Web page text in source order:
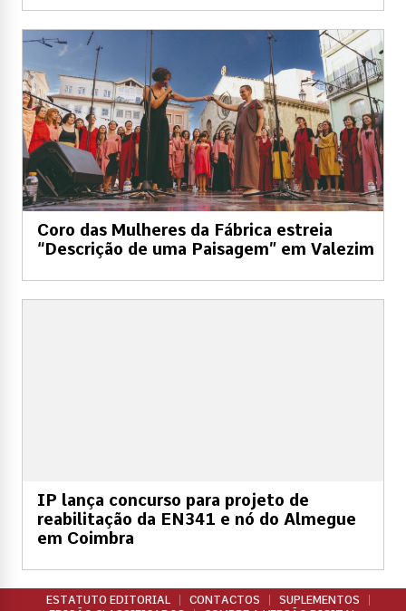
Coro das Mulheres da Fábrica estreia
“Descrição de uma Paisagem” em Valezim
IP lança concurso para projeto de
reabilitação da EN341 e nó do Almegue
em Coimbra
ESTATUTO EDITORIAL CONTACTOS
SUPLEMENTOS